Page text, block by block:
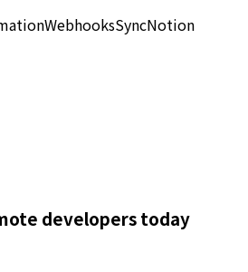
WebhooksSyncNotion
developerstoday